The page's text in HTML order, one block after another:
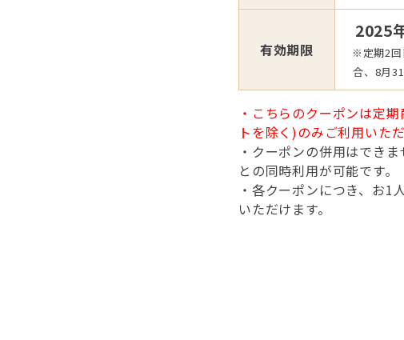
有効期限
2025
※定期2回
合、8月
・こちらのクーポンは定
トを除く)のみご利用いただ
・クーポンの併用はでき
との同時利用が可能です。
・各クーポンにつき、お1
いただけます。